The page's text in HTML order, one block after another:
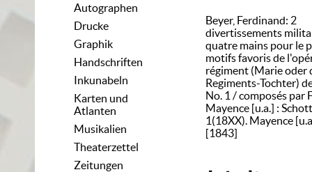
Autographen
Drucke
Graphik
Handschriften
Inkunabeln
Karten und
Atlanten
Musikalien
Theaterzettel
Zeitungen
Beyer, Ferdinand: 2
divertissements
quatre mains pour le
motifs favoris de
régiment (Marie oder
Regiments-Tochter)
No. 1 / composés par
Mayence [u.a.] :
1(18XX). Mayence
[1843]